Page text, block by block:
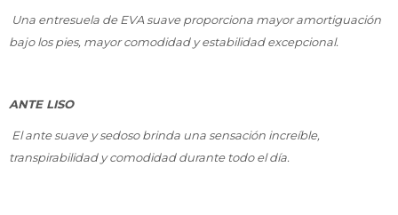
Una entresuela de EVA suave proporciona mayor amortiguación
bajo los pies, mayor comodidad y estabilidad excepcional.
ANTE LISO
El ante suave y sedoso brinda una sensación increíble,
transpirabilidad y comodidad durante todo el día.